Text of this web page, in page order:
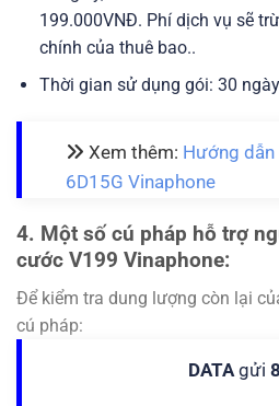
199.000VNĐ. Phí dịch vụ sẽ
chính của thuê bao..
Thời gian sử dụng gói: 30 ngày
Xem thêm: Hướng
6D15G Vinaphone
4. Một số cú pháp hỗ trợ
cước V199 Vinaphone:
Để kiểm tra dung lượng còn lại
cú pháp:
DATA gửi